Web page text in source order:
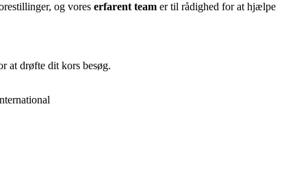
og vores erfarent team er til rådighed for at hjælpe
at drøfte dit kors besøg.